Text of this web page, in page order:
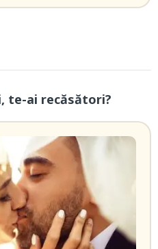
te-ai recăsători?